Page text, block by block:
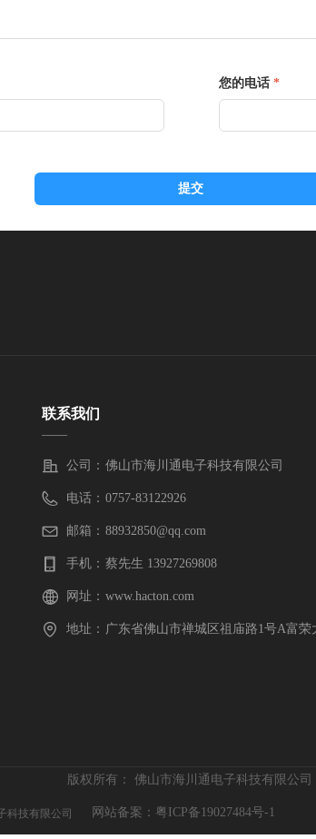
您的电话 *
提交
联系我们
——
公司： 佛山市海川通电子科技有限公司
电话： 0757-83122926
邮箱： 88932850@qq.com
手机： 蔡先生 13927269808
网址： www.hacton.com
地址： 广东省佛山市禅城区祖庙路1号A富荣
科技有限公司
版权所有： 佛山市海川通电子科技有限公司
网站备案：粤ICP备19027484号-1